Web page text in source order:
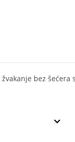
žvakanje bez